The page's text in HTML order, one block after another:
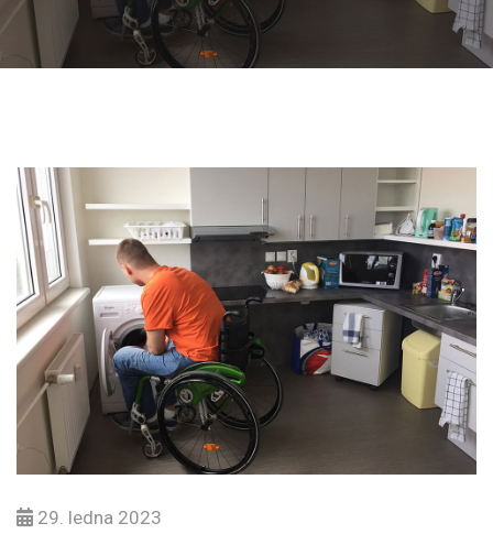
29. ledna 2023